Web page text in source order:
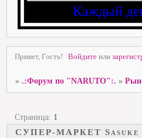
Каждый
Привет, Гость! Войдите или
».:Форум по "NARUTO":. »
СУПЕР-МАРКЕТ
Страница: 1